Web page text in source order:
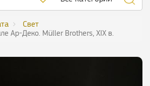
Свет
Ар-Деко. Müller Brothers, XIX в.